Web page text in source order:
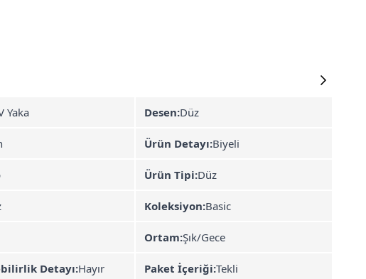
Yaka Desen:Düz
Ürün Detayı:Biyeli
Ürün Tipi:Düz
Koleksiyon:Basic
Ortam:Şık/Gece
Detayı:Hayır Paket İçeriği:Tekli